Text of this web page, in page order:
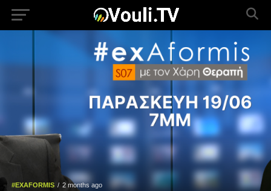
#EXAFORMIS 2 months ago